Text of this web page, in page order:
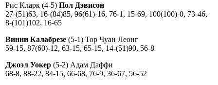
Рис Кларк (4-5) Пол Дэвисон
27-(51)63, 16-(84)85, 96(61)-16, 76-1, 15-69, 100(100)-0, 73-46,
8-(101)102, 16-65
Винни Калабрезе (5-1) Тор Чуан Леонг
59-15, 87(60)-12, 63-15, 65-15, 14-(51)90, 56-8
Джоэл Уокер (5-2) Адам Даффи
68-8, 88-22, 84-15, 66-68, 76-9, 36-67, 56-52